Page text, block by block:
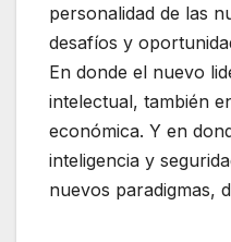
personalidad de las
desafíos y
En donde el nuevo
intelectual, también
económica. Y en
inteligencia y
nuevos paradigmas,